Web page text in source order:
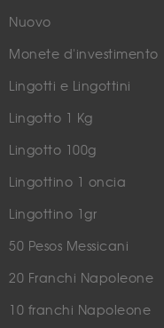
Nuovo
Monete d'investimento
Lingotti e Lingottini
Lingotto 1 Kg
Lingotto 100g
Lingottino 1 oncia
Lingottino 1gr
50 Pesos Messicani
20 Franchi Napoleone
10 franchi Napoleone